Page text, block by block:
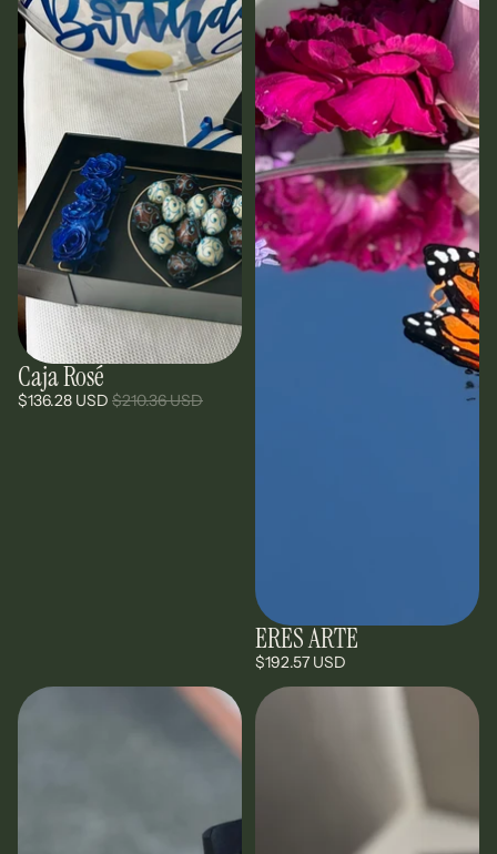
Agotado
Caja Rosé
$136.28 USD $210.36 USD
ERES ARTE
$192.57 USD